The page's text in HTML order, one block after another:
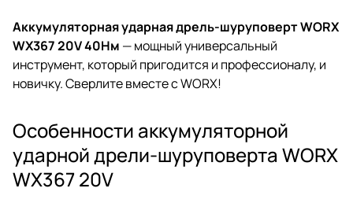
Аккумуляторная ударная дрель-шуруповерт WORX
WX367 20V 40Нм — мощный универсальный
инструмент, который пригодится и профессионалу, и
новичку. Сверлите вместе с WORX!
Особенности аккумуляторной
ударной дрели-шуруповерта WORX
WX367 20V